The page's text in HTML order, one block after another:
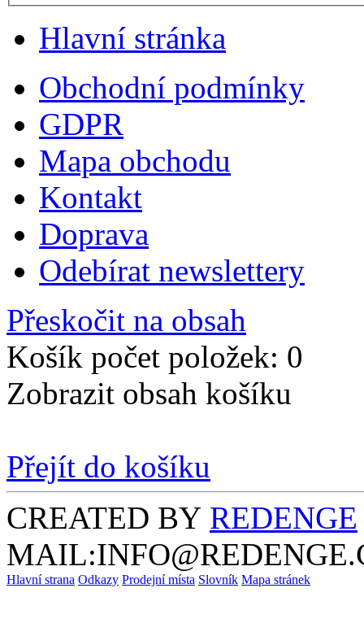
Hlavní stránka
Obchodní podmínky
GDPR
Mapa obchodu
Kontakt
Doprava
Odebírat newslettery
Přeskočit na obsah
Košík počet položek: 0
Zobrazit obsah košíku
Přejít do košíku
CREATED BY REDENGE
Hlavní strana Odkazy Prodejní místa Slovník Mapa stránek